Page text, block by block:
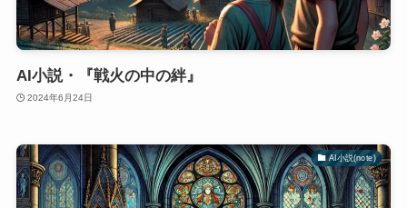
AI小説・『戦火の中の絆』
2024年6月24日
AI小説(note)